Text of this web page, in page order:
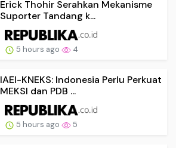
Erick Thohir Serahkan Mekanisme
Suporter Tandang k...
5 hours ago 4
IAEI-KNEKS: Indonesia Perlu Perkuat
MEKSI dan PDB ...
5 hours ago 5